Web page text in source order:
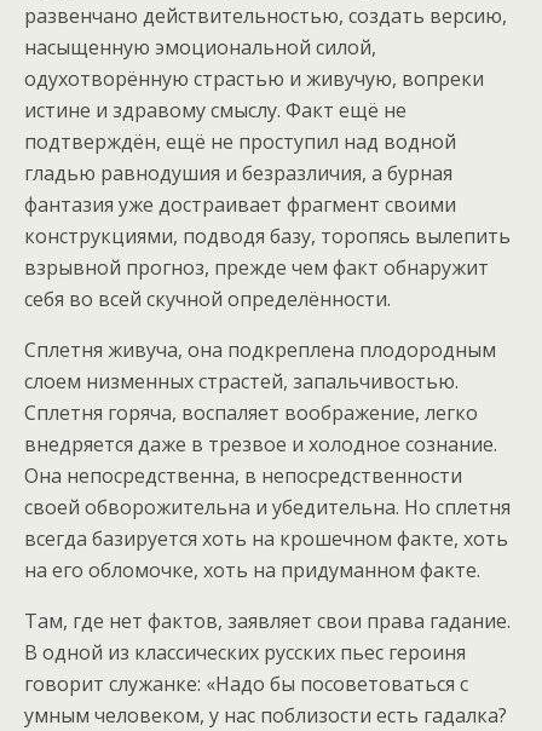
развенчано действительностью, создать версию,
насыщенную эмоциональной силой,
одухотворённую страстью и живучую, вопреки
истине и здравому смыслу. Факт ещё не
подтверждён, ещё не проступил над водной
гладью равнодушия и безразличия, а бурная
фантазия уже достраивает фрагмент своими
конструкциями, подводя базу, торопясь вылепить
взрывной прогноз, прежде чем факт обнаружит
себя во всей скучной определённости.
Сплетня живуча, она подкреплена плодородным
слоем низменных страстей, запальчивостью.
Сплетня горяча, воспаляет воображение, легко
внедряется даже в трезвое и холодное сознание.
Она непосредственна, в непосредственности
своей обворожительна и убедительна. Но сплетня
всегда базируется хоть на крошечном факте, хоть
на его обломочке, хоть на придуманном факте.
Там, где нет фактов, заявляет свои права гадание.
В одной из классических русских пьес героиня
говорит служанке: «Надо бы посоветоваться с
умным человеком, у нас поблизости есть гадалка?